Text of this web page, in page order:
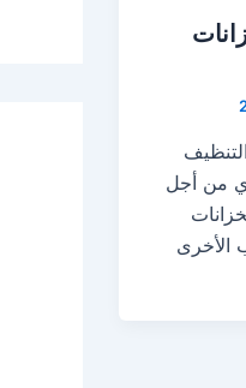
من أجل
الأخرى